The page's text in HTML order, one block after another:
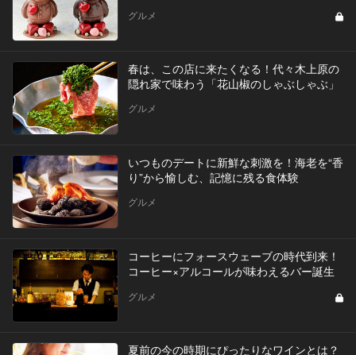
グルメ
春は、この店に来たくなる！代々木上原の
隠れ家で味わう「花山椒のしゃぶしゃぶ」
グルメ
いつものデートに新鮮な刺激を！海老を“香
り”から愉しむ、記憶に残る食体験
グルメ
コーヒーにフォースウェーブの時代到来！
コーヒー×アルコールが味わえるバー誕生
グルメ
夏前の今の時期にぴったりなワインとは？